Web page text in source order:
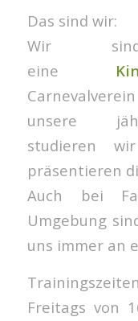
Das sind wir:
Wir
eine
unsere
studieren
präsentieren
Auch bei
Umgebung
uns immer an
Freitags von